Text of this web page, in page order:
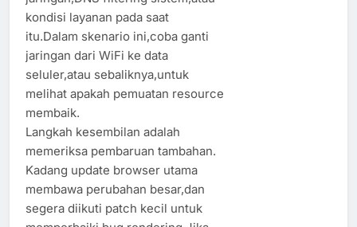
kondisi layanan pada saat
itu.Dalam skenario ini,coba ganti
jaringan dari WiFi ke data
seluler,atau sebaliknya,untuk
melihat apakah pemuatan resource
membaik.
Langkah kesembilan adalah
memeriksa pembaruan tambahan.
Kadang update browser utama
membawa perubahan besar,dan
segera diikuti patch kecil untuk